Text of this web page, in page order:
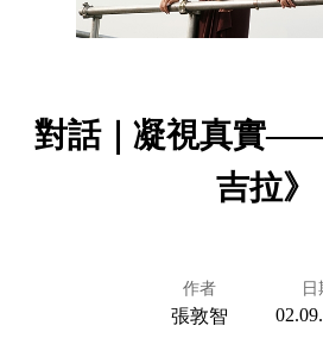
對話｜凝視真實
吉拉》
作者
張敦智
日